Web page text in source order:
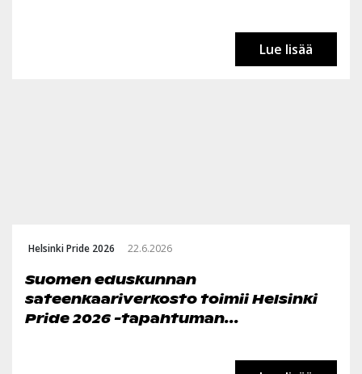
Lue lisää
Helsinki Pride 2026 22.6.2026
Suomen eduskunnan
sateenkaariverkosto toimii Helsinki
Pride 2026 -tapahtuman...